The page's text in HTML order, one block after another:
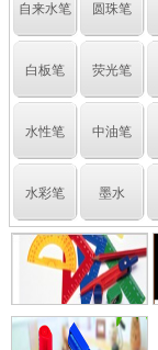
自来水笔 圆珠笔
白板笔 荧光笔
水性笔 中油笔
水彩笔 墨水